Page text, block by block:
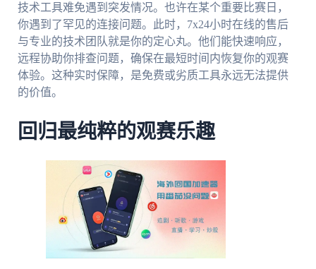
技术工具难免遇到突发情况。也许在某个重要比赛日，
你遇到了罕见的连接问题。此时，7x24小时在线的售后
与专业的技术团队就是你的定心丸。他们能快速响应，
远程协助你排查问题，确保在最短时间内恢复你的观赛
体验。这种实时保障，是免费或劣质工具永远无法提供
的价值。
回归最纯粹的观赛乐趣